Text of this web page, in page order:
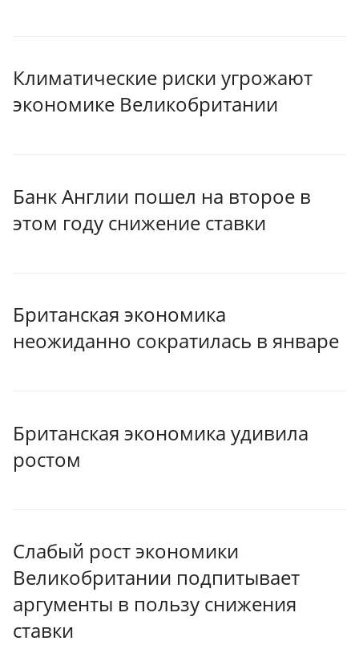
Климатические риски угрожают
экономике Великобритании
Банк Англии пошел на второе в
этом году снижение ставки
Британская экономика
неожиданно сократилась в январе
Британская экономика удивила
ростом
Слабый рост экономики
Великобритании подпитывает
аргументы в пользу снижения
ставки